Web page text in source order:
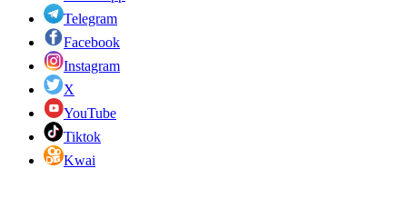
Telegram
Facebook
Instagram
X
YouTube
Tiktok
Kwai